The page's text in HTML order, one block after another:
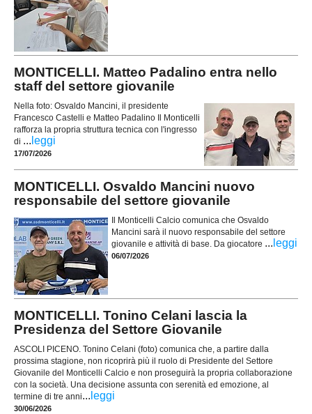
MONTICELLI. Matteo Padalino entra nello
staff del settore giovanile
Nella foto: Osvaldo Mancini, il presidente
Francesco Castelli e Matteo Padalino Il Monticelli
rafforza la propria struttura tecnica con l'ingresso
di ... leggi
17/07/2026
MONTICELLI. Osvaldo Mancini nuovo
responsabile del settore giovanile
Il Monticelli Calcio comunica che Osvaldo
Mancini sarà il nuovo responsabile del settore
giovanile e attività di base. Da giocatore ... leggi
06/07/2026
MONTICELLI. Tonino Celani lascia la
Presidenza del Settore Giovanile
ASCOLI PICENO. Tonino Celani (foto) comunica che, a partire dalla
prossima stagione, non ricoprirà più il ruolo di Presidente del Settore
Giovanile del Monticelli Calcio e non proseguirà la propria collaborazione
con la società. Una decisione assunta con serenità ed emozione, al
termine di tre anni... leggi
30/06/2026